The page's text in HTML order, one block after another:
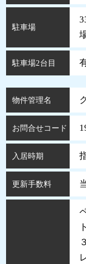
駐車場
駐車場2台目
物件管理名
お問合せコード
入居時期
更新手数料